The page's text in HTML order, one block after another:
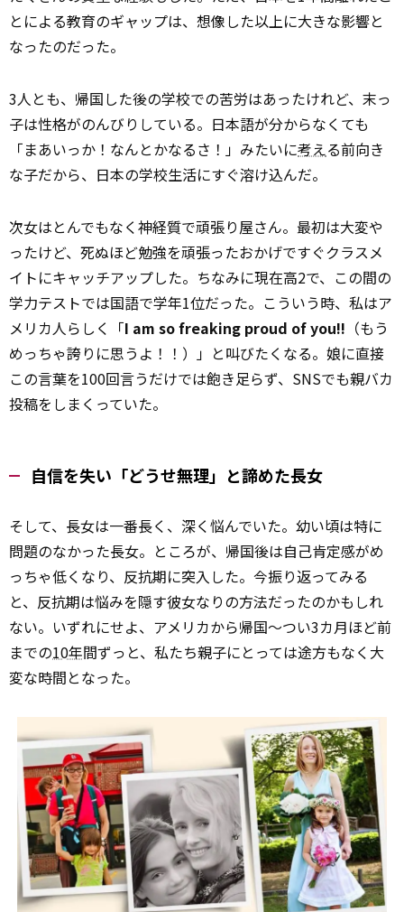
とによる教育のギャップは、想像した以上に大きな影響と
なったのだった。
3人とも、帰国した後の学校での苦労はあったけれど、末っ
子は性格がのんびりしている。日本語が分からなくても
「まあいっか！なんとかなるさ！」みたいに考える前向き
な子だから、日本の学校生活にすぐ溶け込んだ。
次女はとんでもなく神経質で頑張り屋さん。最初は大変や
ったけど、死ぬほど勉強を頑張ったおかげですぐクラスメ
イトにキャッチアップした。ちなみに現在高2で、この間の
学力テストでは国語で学年1位だった。こういう時、私はア
メリカ人らしく「I am so freaking proud of you!! （もう
めっちゃ誇りに思うよ！！）」と叫びたくなる。娘に直接
この言葉を100回言うだけでは飽き足らず、SNSでも親バカ
投稿をしまくっていた。
自信を失い「どうせ無理」と諦めた長女
そして、長女は一番長く、深く悩んでいた。幼い頃は特に
問題のなかった長女。ところが、帰国後は自己肯定感がめ
っちゃ低くなり、反抗期に突入した。今振り返ってみる
と、反抗期は悩みを隠す彼女なりの方法だったのかもしれ
ない。いずれにせよ、アメリカから帰国～つい3カ月ほど前
までの10年間ずっと、私たち親子にとっては途方もなく大
変な時間となった。